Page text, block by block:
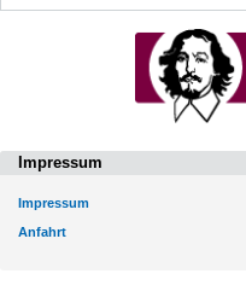
Impressum
Impressum
Anfahrt